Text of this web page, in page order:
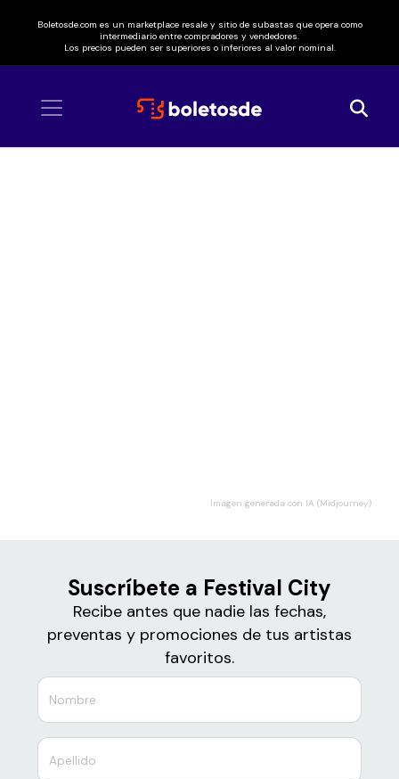
Boletosde.com es un marketplace resale y sitio de subastas que opera como
intermediario entre compradores y vendedores.
Los precios pueden ser superiores o inferiores al valor nominal.
Imagen generada con IA (Midjourney)
Suscríbete a Festival City
Recibe antes que nadie las fechas,
preventas y promociones de tus artistas
favoritos.